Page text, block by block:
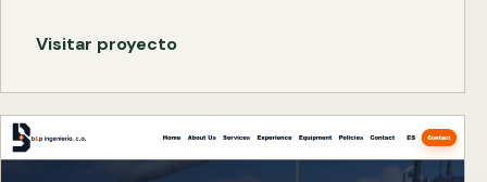
Visitar proyecto